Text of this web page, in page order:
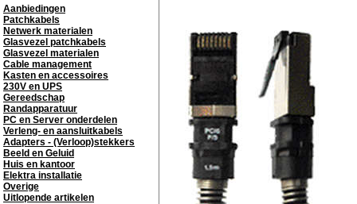
Aanbiedingen
Patchkabels
Netwerk materialen
Glasvezel patchkabels
Glasvezel materialen
Cable management
Kasten en accessoires
230V en UPS
Gereedschap
Randapparatuur
PC en Server onderdelen
Verleng- en aansluitkabels
Adapters - (Verloop)stekkers
Beeld en Geluid
Huis en kantoor
Elektra installatie
Overige
Uitlopende artikelen